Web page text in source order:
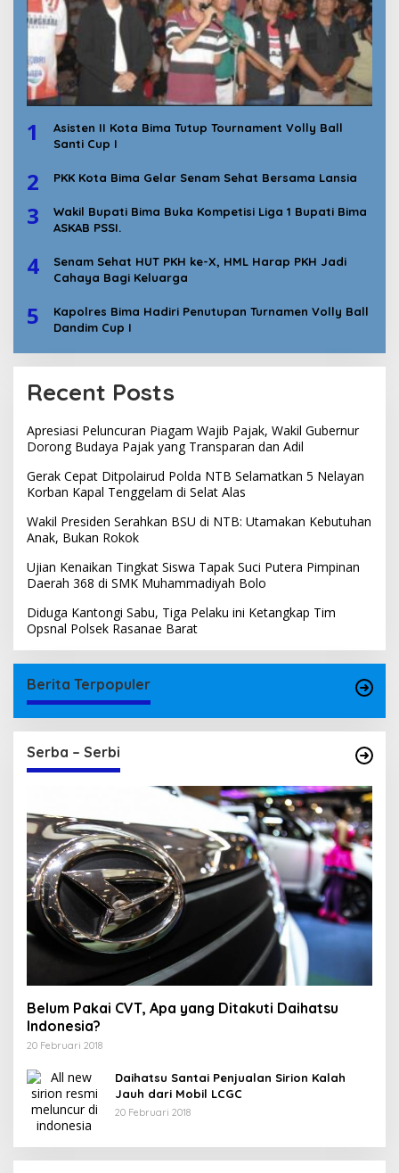
1
Asisten II Kota Bima Tutup Tournament Volly Ball
Santi Cup I
2 PKK Kota Bima Gelar Senam Sehat Bersama Lansia
3
Wakil Bupati Bima Buka Kompetisi Liga 1 Bupati Bima
ASKAB PSSI.
4
Senam Sehat HUT PKH ke-X, HML Harap PKH Jadi
Cahaya Bagi Keluarga
5
Kapolres Bima Hadiri Penutupan Turnamen Volly Ball
Dandim Cup I
Recent Posts
Apresiasi Peluncuran Piagam Wajib Pajak, Wakil Gubernur
Dorong Budaya Pajak yang Transparan dan Adil
Gerak Cepat Ditpolairud Polda NTB Selamatkan 5 Nelayan
Korban Kapal Tenggelam di Selat Alas
Wakil Presiden Serahkan BSU di NTB: Utamakan Kebutuhan
Anak, Bukan Rokok
Ujian Kenaikan Tingkat Siswa Tapak Suci Putera Pimpinan
Daerah 368 di SMK Muhammadiyah Bolo
Diduga Kantongi Sabu, Tiga Pelaku ini Ketangkap Tim
Opsnal Polsek Rasanae Barat
Berita Terpopuler
Serba – Serbi
Belum Pakai CVT, Apa yang Ditakuti Daihatsu
Indonesia?
20 Februari 2018
Daihatsu Santai Penjualan Sirion Kalah
Jauh dari Mobil LCGC
20 Februari 2018